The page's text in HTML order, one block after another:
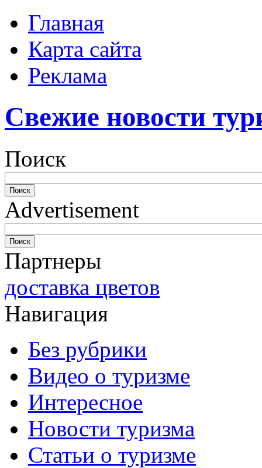
Главная
Карта сайта
Реклама
Свежие новости
Поиск
Advertisement
Партнеры
доставка цветов
Навигация
Без рубрики
Видео о туризме
Интересное
Новости туризма
Статьи о туризме